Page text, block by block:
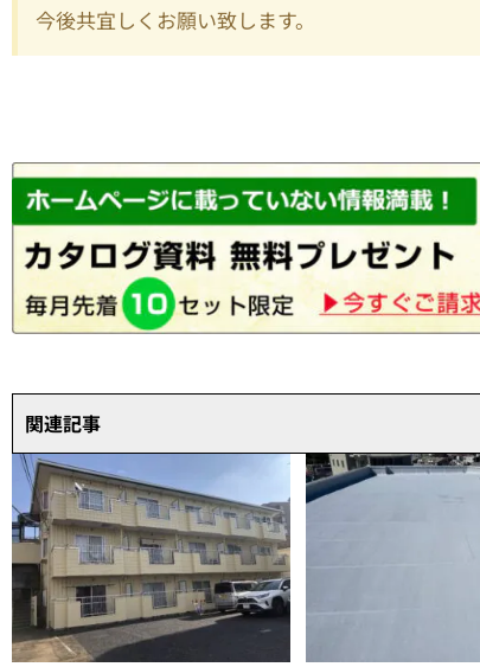
今後共宜しくお願い致します。
関連記事